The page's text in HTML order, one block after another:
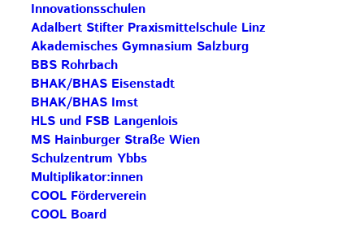
Innovationsschulen
Adalbert Stifter Praxismittelschule Linz
Akademisches Gymnasium Salzburg
BBS Rohrbach
BHAK/BHAS Eisenstadt
BHAK/BHAS Imst
HLS und FSB Langenlois
MS Hainburger Straße Wien
Schulzentrum Ybbs
Multiplikator:innen
COOL Förderverein
COOL Board
Danke, liebe Ingrid, für dein Engagement.
Programm und Anmeldung
Beitrag teilen